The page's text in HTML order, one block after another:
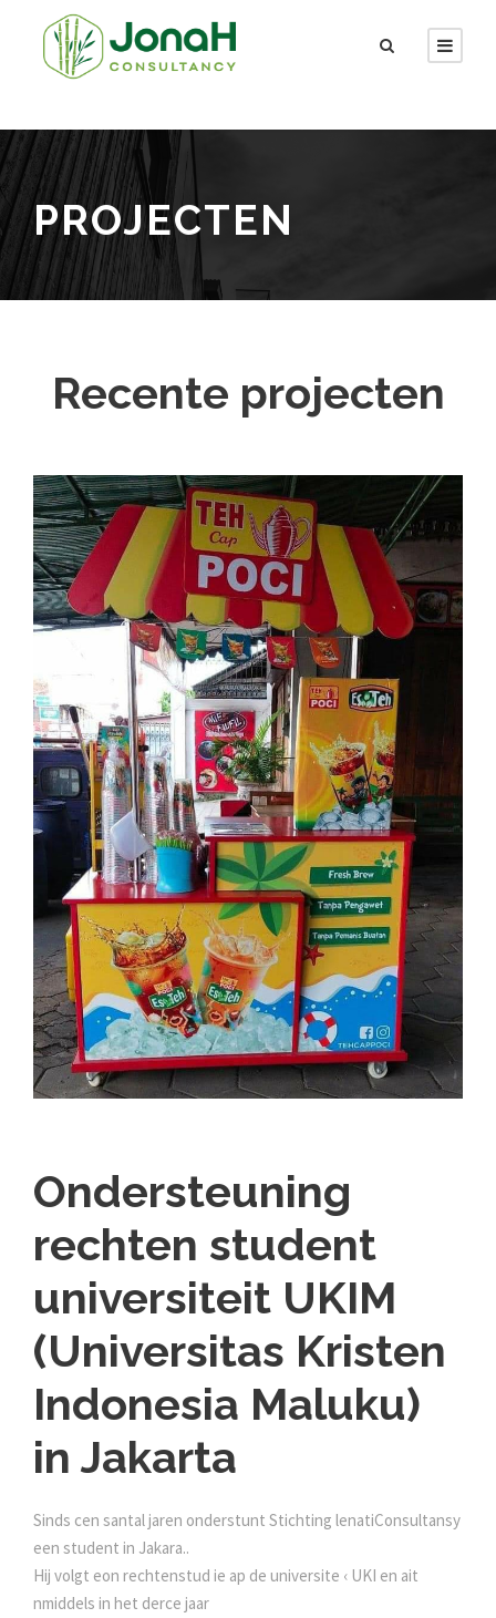
PROJECTEN
Recente projecten
Ondersteuning
rechten student
universiteit UKIM
(Universitas Kristen
Indonesia Maluku)
in Jakarta
Sinds cen santal jaren onderstunt Stichting lenatiConsultansy
een student in Jakara..
Hij volgt eon rechtenstud ie ap de universite ‹ UKI en ait
nmiddels in het derce jaar